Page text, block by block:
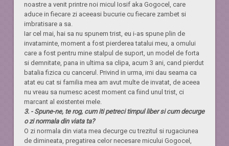
noastre a venit printre noi micul Iosif aka Gogocel, care
aduce in fiecare zi aceeasi bucurie cu fiecare zambet si
imbratisare a sa.
Iar cel mai, hai sa nu spunem trist, eu i-as spune plin de
invataminte, moment a fost pierderea tatalui meu, a omului
care a fost pentru mine stalpul de suport, un model de forta
si demnitate, pana in ultima sa clipa, acum 3 ani, cand pierdut
batalia fizica cu cancerul. Privind in urma, imi dau seama ca
atat eu cat si familia mea am avut multe de invatat, de aceea
nu vreau sa numesc acest moment ca fiind unul trist, ci
marcant al existentei mele.
3. - Spune-ne, te rog, cum iti petreci timpul liber si cum decurge
o zi normala din viata ta?
O zi normala din viata mea decurge cu trezitul si rugaciunea
de dimineata, pregatirea celor necesare micului Gogocel,